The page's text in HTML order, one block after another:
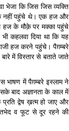
भेजा कि जिस जिस व्यक्ति
नहीं पहुंचे थे। एक हज और
हज के मौक़े पर मक्का पहुंचे
कहलवा दिया था कि यह
हज करने पहुंचे। पैग़म्बरे
में विस्तार से बताते जाते
भाषण में पैग़म्बरे इस्लाम ने
बाद अज्ञानता के काल में
द्वेष ख़त्म हो जाए और
व फूट से दूर रहने की